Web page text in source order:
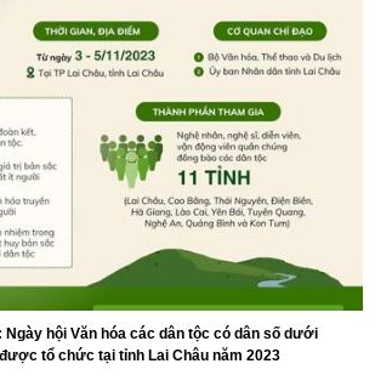
Ngày hội Văn hóa các dân tộc có dân số dưới
tổ chức tại tỉnh Lai Châu năm 2023